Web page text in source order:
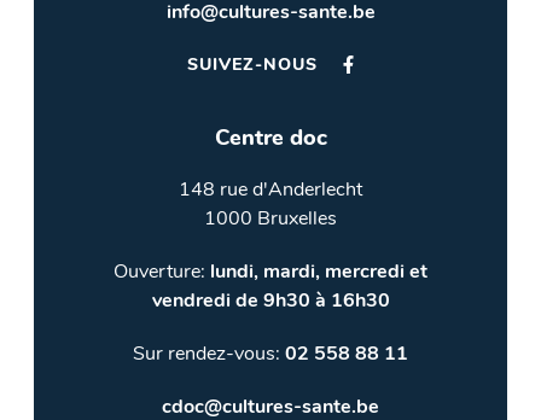
info@cultures-sante.be
SUIVEZ-NOUS
Centre doc
148 rue d'Anderlecht
1000 Bruxelles
Ouverture: lundi, mardi, mercredi et
vendredi de 9h30 à 16h30
Sur rendez-vous: 02 558 88 11
cdoc@cultures-sante.be